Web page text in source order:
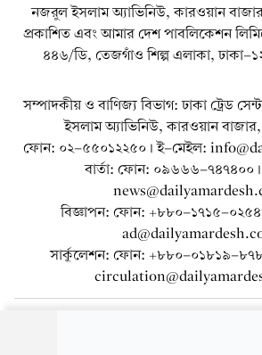
নজরুল ইসলাম অ্যাভিনিউ, কারওয়ান
প্রকাশিত এবং আমার দেশ পাবলিকেশন
৪৪৬/ডি, তেজগাঁও শিল্প এলাকা, ঢাকা-
সম্পাদকীয় ও বাণিজ্য বিভাগ: ঢাকা ট্রেড
ইসলাম অ্যাভিনিউ, কারওয়ান
ফোন: ০২-৫৫০১২২৫০। ই-মেইল:
বার্তা: ফোন: ০৯৬৬৬-
বিজ্ঞাপন: ফোন: +৮৮০-১৭১৫-
সার্কুলেশন: ফোন: +৮৮০-০১৮১৯-